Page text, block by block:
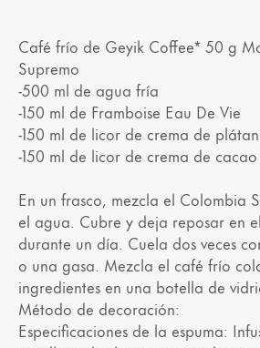
Café frío de Geyik Coffee* 50 g
Supremo
-500 ml de agua fría
-150 ml de Framboise Eau De Vie
-150 ml de licor de crema de
-150 ml de licor de crema de cacao
En un frasco, mezcla el Colombia
el agua. Cubre y deja reposar en
durante un día. Cuela dos veces
o una gasa. Mezcla el café frío
ingredientes en una botella de
Método de decoración:
Especificaciones de la espuma: